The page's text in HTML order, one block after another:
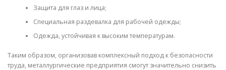
Защита для глаз и лица;
Специальная раздевалка для рабочей одежды;
Одежда, устойчивая к высоким температурам.
Таким образом, организовав комплексный подход к безопасности
труда, металлургические предприятия смогут значительно снизить